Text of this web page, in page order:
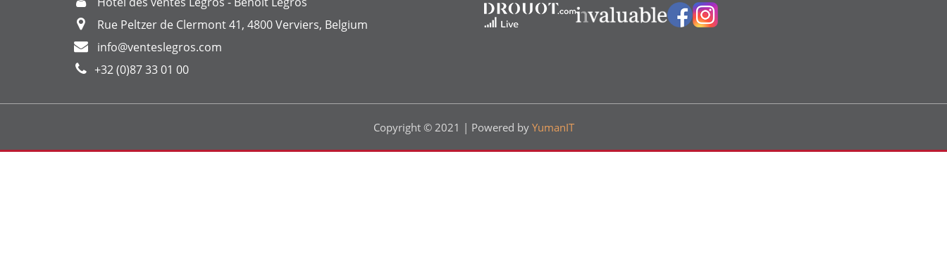
Rue Peltzer de Clermont 41, 4800 Verviers, Belgium
info@venteslegros.com
+32 (0)87 33 01 00
Copyright © 2021 | Powered by YumanIT